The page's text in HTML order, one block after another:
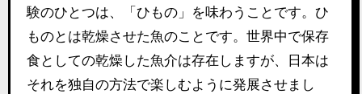
験のひとつは、「ひもの」を味わうことです。ひ
ものとは乾燥させた魚のことです。世界中で保存
食としての乾燥した魚介は存在しますが、日本は
それを独自の方法で楽しむように発展させまし